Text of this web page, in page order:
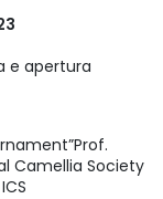
e apertura
Camellia Society